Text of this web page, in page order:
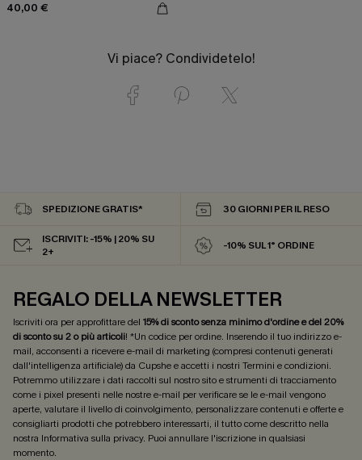
40,00 €
Vi piace? Condividetelo!
SPEDIZIONE GRATIS* 30 GIORNI PER IL RESO
ISCRIVITI: -15% | 20% SU
2+
-10% SUL 1° ORDINE
REGALO DELLA NEWSLETTER
Iscriviti ora per approfittare del 15% di sconto senza minimo d'ordine e del 20%
di sconto su 2 o più articoli! *Un codice per ordine. Inserendo il tuo indirizzo e-
mail, acconsenti a ricevere e-mail di marketing (compresi contenuti generati
dall'intelligenza artificiale) da Cupshe e accetti i nostri Termini e condizioni.
Potremmo utilizzare i dati raccolti sul nostro sito e strumenti di tracciamento
come i pixel presenti nelle nostre e-mail per verificare se le e-mail vengono
aperte, valutare il livello di coinvolgimento, personalizzare contenuti e offerte e
consigliarti prodotti che potrebbero interessarti, il tutto come descritto nella
nostra Informativa sulla privacy. Puoi annullare l'iscrizione in qualsiasi
momento.